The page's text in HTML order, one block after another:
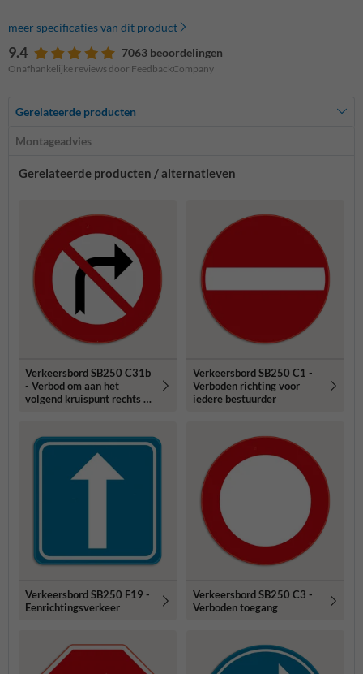
meer specificaties van dit product
9.4 7063 beoordelingen
Onafhankelijke reviews door FeedbackCompany
Gerelateerde producten
Montageadvies
Gerelateerde producten / alternatieven
Verkeersbord SB250 C31b
- Verbod om aan het
volgend kruispunt rechts af
Verkeersbord SB250 C1 -
Verboden richting voor
iedere bestuurder
Verkeersbord SB250 F19 -
Eenrichtingsverkeer
Verkeersbord SB250 C3 -
Verboden toegang